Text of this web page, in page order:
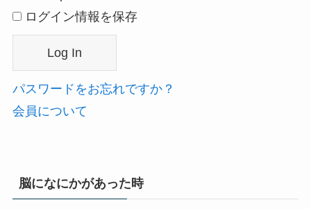
ログイン情報を保存
パスワードをお忘れですか？
会員について
脳になにかがあった時